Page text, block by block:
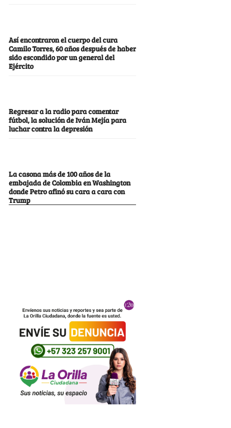
Así encontraron el cuerpo del cura
Camilo Torres, 60 años después de haber
sido escondido por un general del
Ejército
Regresar a la radio para comentar
fútbol, la solución de Iván Mejía para
luchar contra la depresión
La casona más de 100 años de la
embajada de Colombia en Washington
donde Petro afinó su cara a cara con
Trump